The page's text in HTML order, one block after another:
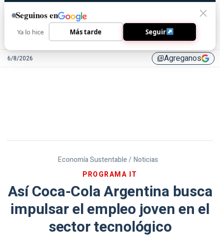
6/8/2026 library_addAgreganos
Economía Sustentable / Noticias
PROGRAMA IT
Así Coca-Cola Argentina busca
impulsar el empleo joven en el
sector tecnológico
Seguinos en
Ya lo hice Más tarde Seguir